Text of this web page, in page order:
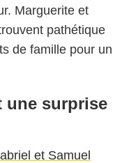
Marguerite et
pathétique
de famille pour un
une surprise
et Samuel